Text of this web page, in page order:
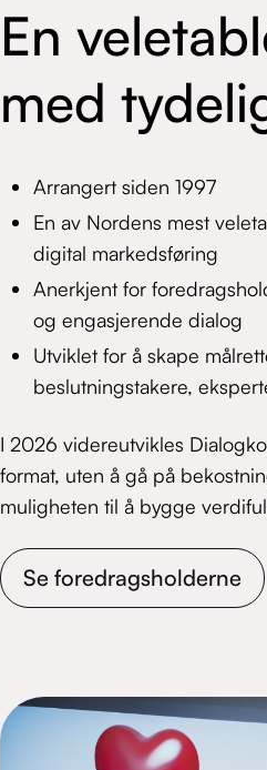
En
med
Arrangert siden 1997
En av Nordens mest
digital markedsføring
Anerkjent for
og engasjerende dialog
Utviklet for å skape
beslutningstakere,
I 2026 videreutvikles
format, uten å gå på
muligheten til å bygge
Se foredragsholderne